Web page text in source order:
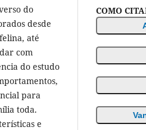
do
desde
até
com
do estudo
para
toda.
e
COMO